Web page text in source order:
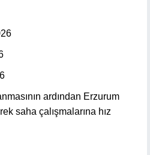
ardından Erzurum
saha çalışmalarına hız